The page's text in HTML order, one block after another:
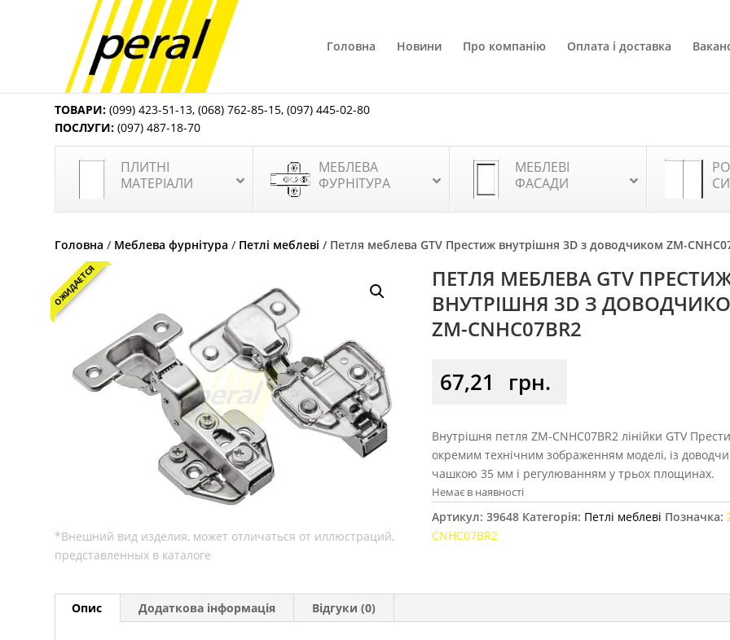
Головна Новини Про компанію Оплата і доставка
ТОВАРИ: (099) 423-51-13,(068) 762-85-15,(097) 445-02-80
ПОСЛУГИ: (097) 487-18-70
ПЛИТНІ
МАТЕРІАЛИ
МЕБЛЕВА
ФУРНІТУРА
МЕБЛЕВІ
ФАСАДИ
Головна / Меблева фурнітура / Петлі меблеві / Петля меблева GTV Престиж внутрішня 3D з доводчиком ZM-
ОЖИДАЕТСЯ
ПЕТЛЯ МЕБЛЕВА GTV
ВНУТРІШНЯ 3D З
ZM-CNHC07BR2
67,21 грн.
Внутрішня петля ZM-CNHC07BR2 лінійки GTV
окремим технічним зображенням моделі, із
чашкою 35 мм і регулюванням у трьох площинах.
Немає в наявності
Артикул:39648 Категорія: Петлі меблеві Позначка:
CNHC07BR2
Опис Додаткова інформація Відгуки (0)